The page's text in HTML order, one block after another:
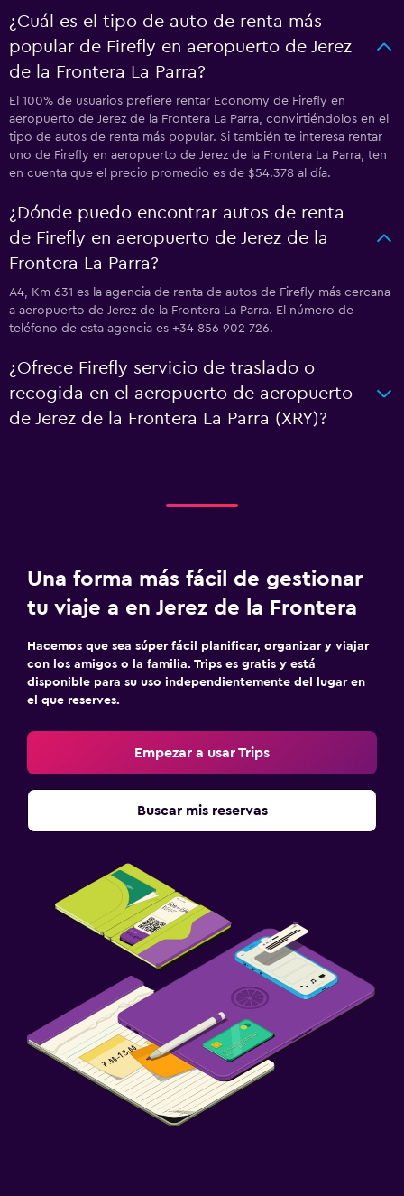
¿Cuál es el tipo de auto de renta más
popular de Firefly en aeropuerto de Jerez
de la Frontera La Parra?
El 100% de usuarios prefiere rentar Economy de Firefly en
aeropuerto de Jerez de la Frontera La Parra, convirtiéndolos en el
tipo de autos de renta más popular. Si también te interesa rentar
uno de Firefly en aeropuerto de Jerez de la Frontera La Parra, ten
en cuenta que el precio promedio es de $54.378 al día.
¿Dónde puedo encontrar autos de renta
de Firefly en aeropuerto de Jerez de la
Frontera La Parra?
A4, Km 631 es la agencia de renta de autos de Firefly más cercana
a aeropuerto de Jerez de la Frontera La Parra. El número de
teléfono de esta agencia es +34 856 902 726.
¿Ofrece Firefly servicio de traslado o
recogida en el aeropuerto de aeropuerto
de Jerez de la Frontera La Parra (XRY)?
Una forma más fácil de gestionar
tu viaje a en Jerez de la Frontera
Hacemos que sea súper fácil planificar, organizar y viajar
con los amigos o la familia. Trips es gratis y está
disponible para su uso independientemente del lugar en
el que reserves.
Empezar a usar Trips
Buscar mis reservas